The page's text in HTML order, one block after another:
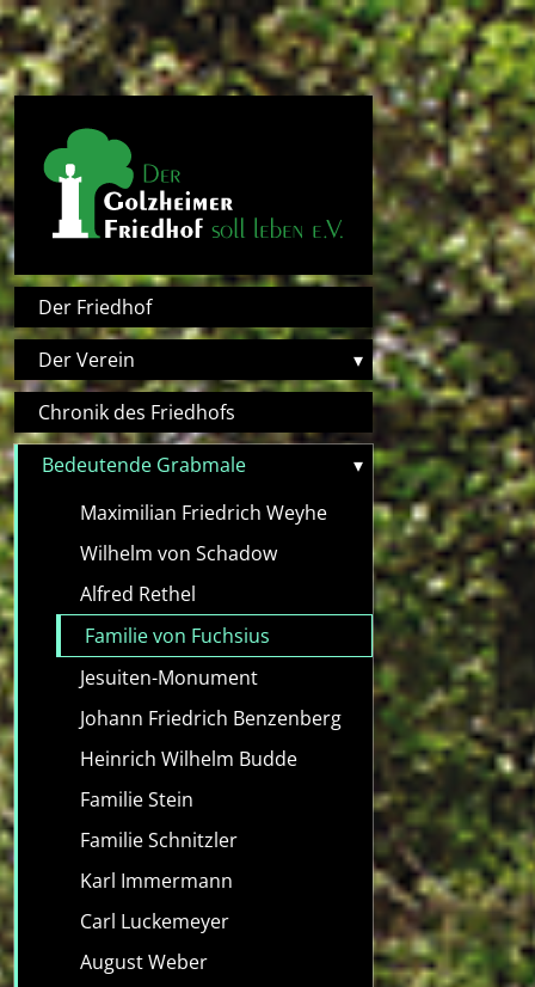
Direkt zum Inhalt
Hauptnavigation
Der Friedhof
Der Verein
▾
Chronik des Friedhofs
Bedeutende Grabmale
▾
Maximilian Friedrich Weyhe
Wilhelm von Schadow
Alfred Rethel
Familie von Fuchsius
Jesuiten-Monument
Johann Friedrich Benzenberg
Heinrich Wilhelm Budde
Familie Stein
Familie Schnitzler
Karl Immermann
Carl Luckemeyer
August Weber